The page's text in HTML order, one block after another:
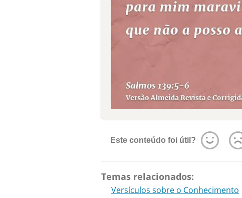
Este conteúdo foi útil?
Temas relacionados:
Versículos sobre o Conhecimento